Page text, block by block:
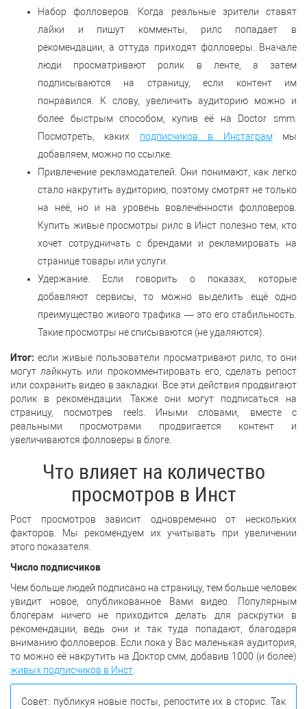
Набор фолловеров. Когда реальные зрители ставят
лайки и пишут комменты, рилс попадает в
рекомендации, а оттуда приходят фолловеры. Вначале
люди просматривают ролик в ленте, а затем
подписываются на страницу, если контент им
понравился. К слову, увеличить аудиторию можно и
более быстрым способом, купив её на Doctor smm.
Посмотреть, каких подписчиков в Инстаграммы
добавляем, можно по ссылке.
Привлечение рекламодателей. Они понимают, как легко
стало накрутить аудиторию, поэтому смотрят не только
на неё, но и на уровень вовлечённости фолловеров.
Купить живые просмотры рилс в Инст полезно тем, кто
хочет сотрудничать с брендами и рекламировать на
странице товары или услуги.
Удержание. Если говорить о показах, которые
добавляют сервисы, то можно выделить ещё одно
преимущество живого трафика — это его стабильность.
Такие просмотры не списываются (не удаляются).
Итог: если живые пользователи просматривают рилс, то они
могут лайкнуть или прокомментировать его, сделать репост
или сохранить видео в закладки. Все эти действия продвигают
ролик в рекомендации. Также они могут подписаться на
страницу, посмотрев reels. Иными словами, вместе с
реальными просмотрами продвигается контент и
увеличиваются фолловеры в блоге.
Что влияет на количество
просмотров в Инст
Рост просмотров зависит одновременно от нескольких
факторов. Мы рекомендуем их учитывать при увеличении
этого показателя.
Число подписчиков
Чем больше людей подписано на страницу, тем больше человек
увидит новое, опубликованное Вами видео. Популярным
блогерам ничего не приходится делать для раскрутки в
рекомендации, ведь они и так туда попадают, благодаря
вниманию фолловеров. Если пока у Вас маленькая аудитория,
то можно её накрутить на Доктор смм, добавив 1000 (и более)
живых подписчиков в Инст
Совет: публикуя новые посты, репостите их в сторис. Так